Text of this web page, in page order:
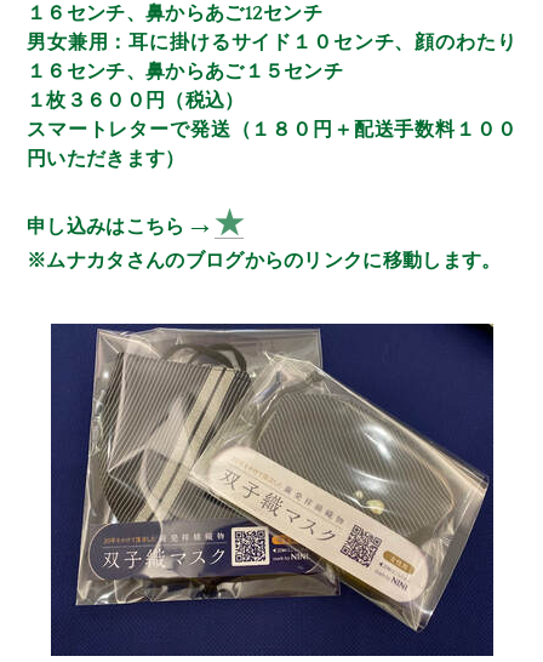
１６センチ、鼻からあご12センチ
男女兼用：耳に掛けるサイド１０センチ、顔のわたり
１６センチ、鼻からあご１５センチ
１枚３６００円（税込）
スマートレターで発送（１８０円＋配送手数料１００
円いただきます）
申し込みはこちら → ★
※ムナカタさんのブログからのリンクに移動します。